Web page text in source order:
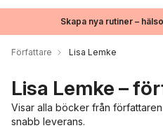
Skapa nya rutiner –
Författare Lisa Lemke
Lisa Lemke –
Visar alla böcker från
snabb leverans.